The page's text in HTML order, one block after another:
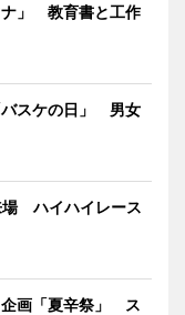
ナ」 教育書と工作
バスケの日」 男女
場 ハイハイレース
企画「夏辛祭」 ス